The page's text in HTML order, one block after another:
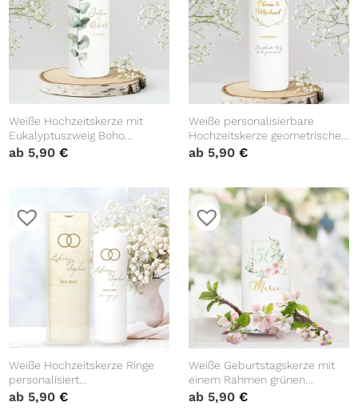
Weiße Hochzeitskerze mit
Eukalyptuszweig Boho
Personalisiert Hochzeit Kerze
ab 5,90€
Weiße personalisierbare
Hochzeitskerze geometrischer
Rahmen mit Blättern
personalisiert
Valentinstagsgeschenk
ab 5,90 €
Weiße Hochzeitskerze Ringe
personalisiert
Hochzeitsgeschenk
ab 5,90€
Weiße Geburtstagskerze mit
einem Rahmen grünen
Blättern und rosa Blüten
ab 5,90 €